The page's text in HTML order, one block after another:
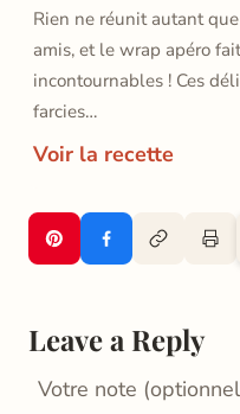
Rien ne réunit autant
amis, et le wrap apéro
incontournables ! Ces
farcies…
Voir la recette
Leave a Reply
Votre note